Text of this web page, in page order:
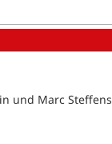
und Marc